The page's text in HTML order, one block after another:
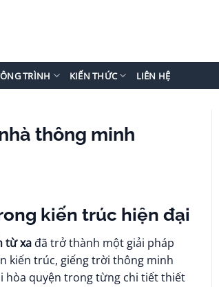
TRÌNH KIẾN THỨC LIÊN HỆ
thông minh
kiến trúc hiện đại
từ xa đã trở thành một giải pháp
kiến trúc, giếng trời thông minh
hòa quyện trong từng chi tiết thiết